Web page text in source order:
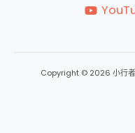
Copyright © 2026 小行者